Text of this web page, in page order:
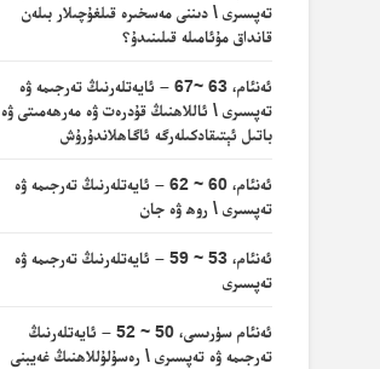
تەپسىرى \ دىننى مەسخىرە قىلغۇچىلار بىلەن
قانداق مۇئامىلە قىلىنىدۇ؟
ئەنئام، 63 ~67 – ئايەتلەرنىڭ تەرجىمە ۋە
تەپسىرى \ ئاللاھنىڭ قۇدرەت ۋە مەرھەمىتى ۋە
باتىل ئېتىقادكىلەرگە ئاگاھلاندۇرۇش
ئەنئام، 60 ~ 62 – ئايەتلەرنىڭ تەرجىمە ۋە
تەپسىرى \ روھ ۋە جان
ئەنئام، 53 ~ 59 – ئايەتلەرنىڭ تەرجىمە ۋە
تەپسىرى
ئەنئام سۈرىسى، 50 ~ 52 – ئايەتلەرنىڭ
تەرجىمە ۋە تەپسىرى \ رەسۇلۇللاھنىڭ غەيبنى